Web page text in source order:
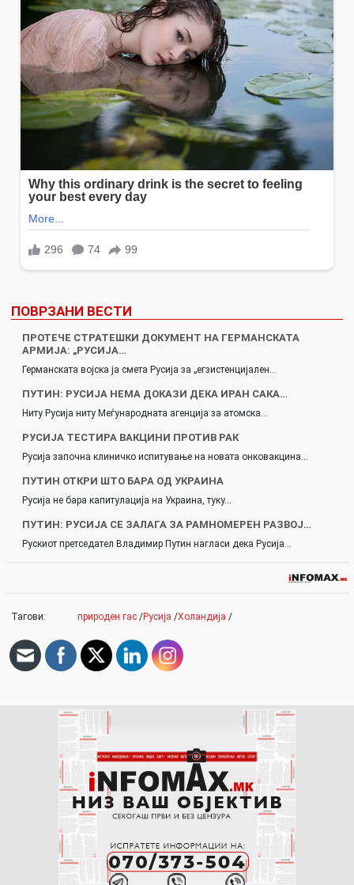
ПОВРЗАНИ ВЕСТИ
ПРОТЕЧЕ СТРАТЕШКИ ДОКУМЕНТ НА ГЕРМАНСКАТА
АРМИЈА: „РУСИЈА…
Германската војска ја смета Русија за „егзистенцијален…
ПУТИН: РУСИЈА НЕМА ДОКАЗИ ДЕКА ИРАН САКА…
Ниту Русија ниту Меѓународната агенција за атомска…
РУСИЈА ТЕСТИРА ВАКЦИНИ ПРОТИВ РАК
Русија започна клиничко испитување на новата онковакцина…
ПУТИН ОТКРИ ШТО БАРА ОД УКРАИНА
Русија не бара капитулација на Украина, туку…
ПУТИН: РУСИЈА СЕ ЗАЛАГА ЗА РАМНОМЕРЕН РАЗВОЈ…
Рускиот претседател Владимир Путин нагласи дека Русија…
Тагови: природен гас /Русија /Холандија /